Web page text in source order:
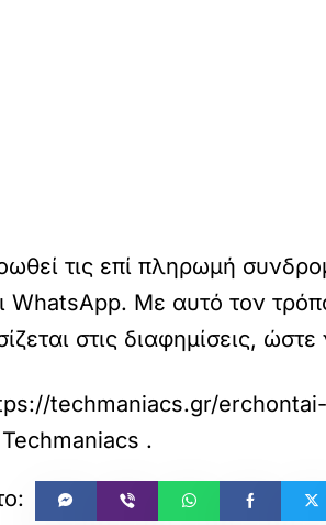
τις επί πληρωμή
WhatsApp. Με αυτό τον
στις διαφημίσεις,
techmaniacs.gr/
.